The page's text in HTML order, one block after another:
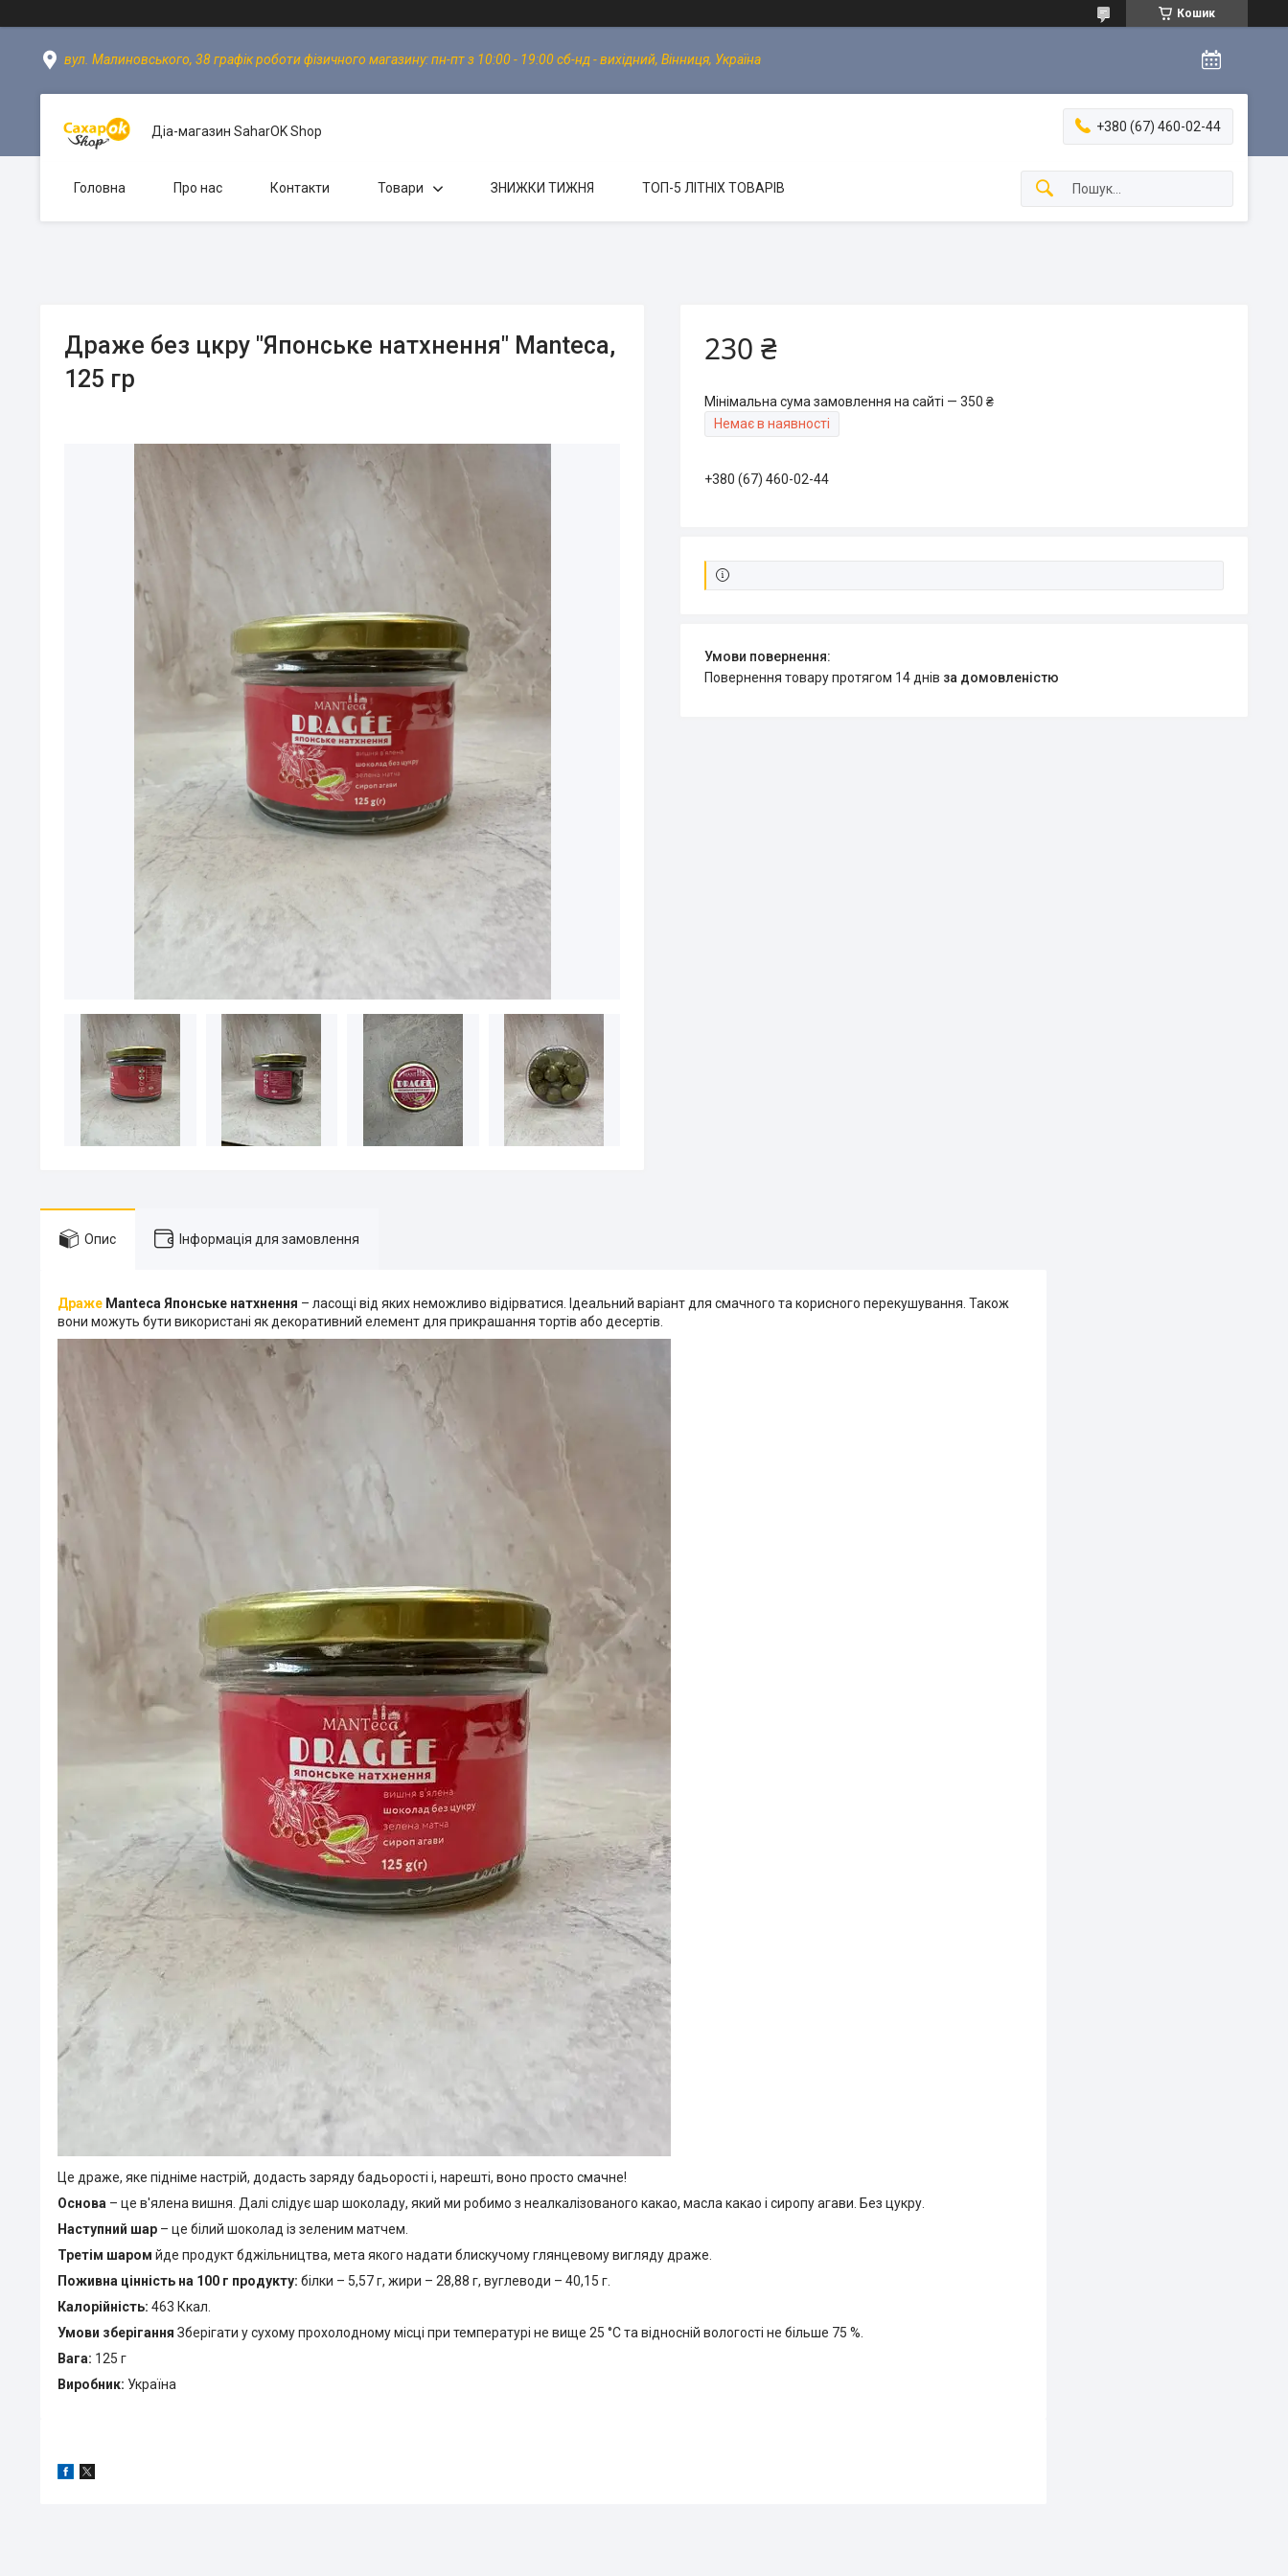
Кошик
вул. Малиновського, 38 графік роботи фізичного магазину: пн-пт з 10:00 - 19:00 сб-нд - вихідний, Вінниця, Україна
Діа-магазин SaharOK Shop +380 (67) 460-02-44
Головна Про нас Контакти Товари ЗНИЖКИ ТИЖНЯ ТОП-5 ЛІТНІХ ТОВАРІВ
Драже без цкру "Японське натхнення" Manteca,
125 гр
230 ₴
Мінімальна сума замовлення на сайті — 350 ₴
Немає в наявності
+380 (67) 460-02-44
повернення товару протягом 14 днів за домовленістю
Опис Інформація для замовлення
Драже Manteca Японське натхнення – ласощі від яких неможливо відірватися. Ідеальний варіант для смачного та корисного перекушування. Також
вони можуть бути використані як декоративний елемент для прикрашання тортів або десертів.
Це драже, яке підніме настрій, додасть заряду бадьорості і, нарешті, воно просто смачне!
Основа – це в'ялена вишня. Далі слідує шар шоколаду, який ми робимо з неалкалізованого какао, масла какао і сиропу агави. Без цукру.
Наступний шар – це білий шоколад із зеленим матчем.
Третім шаром йде продукт бджільництва, мета якого надати блискучому глянцевому вигляду драже.
Поживна цінність на 100 г продукту: білки – 5,57 г, жири – 28,88 г, вуглеводи – 40,15 г.
Калорійність: 463 Ккал.
Умови зберігання Зберігати у сухому прохолодному місці при температурі не вище 25 °C та відносній вологості не більше 75 %.
Вага: 125 г
Виробник: Україна